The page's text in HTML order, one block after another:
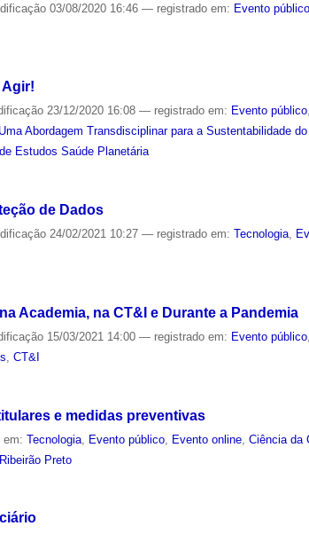
03/08/2020 16:46— registrado em: Evento público
Agir!
23/12/2020 16:08— registrado em: Evento público,
Abordagem Transdisciplinar para a Sustentabilidade
Estudos Saúde Planetária
de Dados
24/02/2021 10:27— registrado em:Tecnologia,
Academia, na CT&I e Durante a Pandemia
15/03/2021 14:00— registrado em: Evento público
,CT&I
e medidas preventivas
em:Tecnologia Evento público Evento online ,Ciência da
Preto